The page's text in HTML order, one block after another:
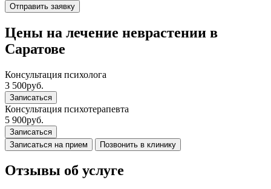
Отправить заявку
Цены на лечение неврастении в
Саратове
Консультация психолога
3 500руб.
Записаться
Консультация психотерапевта
5 900руб.
Записаться
Записаться на прием
Позвонить в клинику
Отзывы об услуге